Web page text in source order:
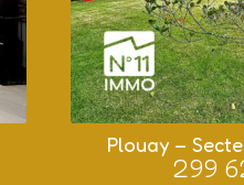
Plouay –
299